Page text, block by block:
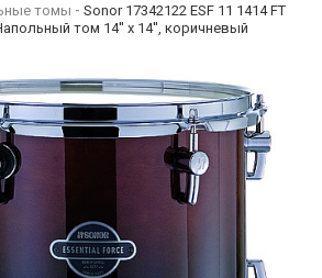
томы
Sonor 17342122 ESF 11 1414 FT
том 14'' x 14'', коричневый